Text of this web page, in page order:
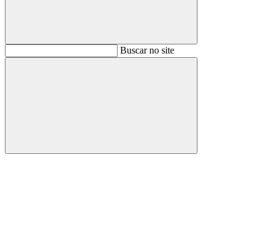
BuscarBuscar no site
Buscar